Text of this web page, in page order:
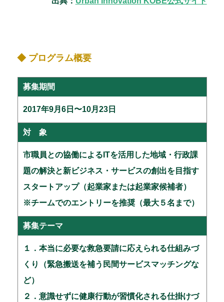
◆ プログラム概要
募集期間
2017年9月6日〜10月23日
対 象
市職員との協働によるITを活用した地域・行政課
題の解決と新ビジネス・サービスの創出を目指す
スタートアップ（起業家または起業家候補者）
※チームでのエントリーを推奨（最大５名まで）
募集テーマ
１．本当に必要な救急要請に応えられる仕組みづ
くり（緊急搬送を補う民間サービスマッチングな
ど）
２．意識せずに健康行動が習慣化される仕掛けづ